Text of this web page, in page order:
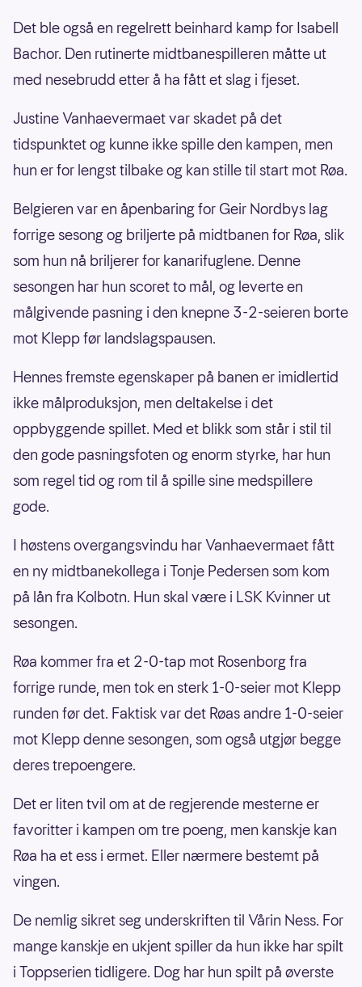
Det ble også en regelrett beinhard kamp for Isabell
Bachor. Den rutinerte midtbanespilleren måtte ut
med nesebrudd etter å ha fått et slag i fjeset.
Justine Vanhaevermaet var skadet på det
tidspunktet og kunne ikke spille den kampen, men
hun er for lengst tilbake og kan stille til start mot Røa.
Belgieren var en åpenbaring for Geir Nordbys lag
forrige sesong og briljerte på midtbanen for Røa, slik
som hun nå briljerer for kanarifuglene. Denne
sesongen har hun scoret to mål, og leverte en
målgivende pasning i den knepne 3-2-seieren borte
mot Klepp før landslagspausen.
Hennes fremste egenskaper på banen er imidlertid
ikke målproduksjon, men deltakelse i det
oppbyggende spillet. Med et blikk som står i stil til
den gode pasningsfoten og enorm styrke, har hun
som regel tid og rom til å spille sine medspillere
gode.
I høstens overgangsvindu har Vanhaevermaet fått
en ny midtbanekollega i Tonje Pedersen som kom
på lån fra Kolbotn. Hun skal være i LSK Kvinner ut
sesongen.
Røa kommer fra et 2-0-tap mot Rosenborg fra
forrige runde, men tok en sterk 1-0-seier mot Klepp
runden før det. Faktisk var det Røas andre 1-0-seier
mot Klepp denne sesongen, som også utgjør begge
deres trepoengere.
Det er liten tvil om at de regjerende mesterne er
favoritter i kampen om tre poeng, men kanskje kan
Røa ha et ess i ermet. Eller nærmere bestemt på
vingen.
De nemlig sikret seg underskriften til Vårin Ness. For
mange kanskje en ukjent spiller da hun ikke har spilt
i Toppserien tidligere. Dog har hun spilt på øverste